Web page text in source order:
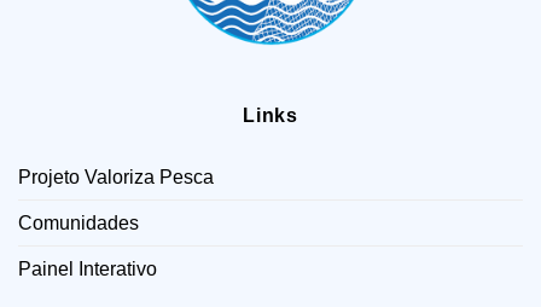
Links
Projeto Valoriza Pesca
Comunidades
Painel Interativo